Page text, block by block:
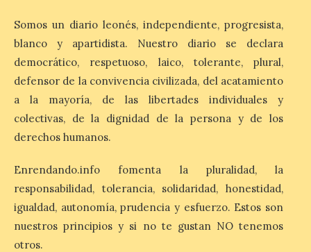
celebrado en Kerkrade. Más de la mitad
La Térmica Cultural y La
Fábrica de Luz. Museo de
la Energía de Ponferrada
publican su agenda para
este fin de semana
7 Ago 2026
Además, se celebrarán
nuevas visitas guiadas de
‘Paseo entre centrales.
Somos un diario leonés, independiente, progresista,
blanco y apartidista. Nuestro diario se declara
democrático, respetuoso, laico, tolerante, plural,
defensor de la convivencia civilizada, del acatamiento
a la mayoría, de las libertades individuales y
colectivas, de la dignidad de la persona y de los
derechos humanos.
Enrendando.info fomenta la pluralidad, la
responsabilidad, tolerancia, solidaridad, honestidad,
igualdad, autonomía, prudencia y esfuerzo. Estos son
nuestros principios y si no te gustan NO tenemos
otros.